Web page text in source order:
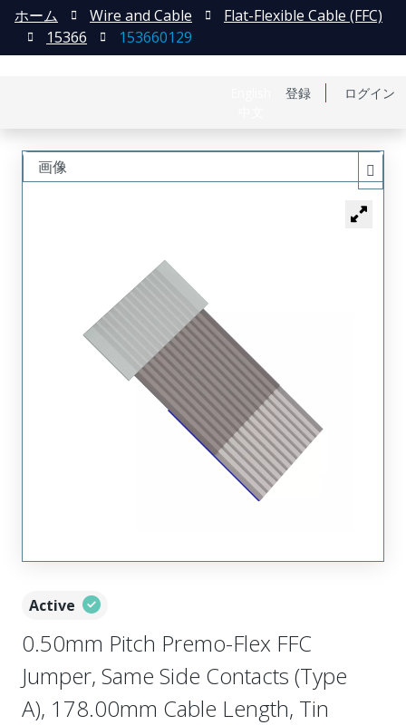
登録 ログイン
ホーム Wire and Cable
Flat-Flexible Cable (FFC)
15366
153660129
Active
0.50mm Pitch Premo-Flex FFC
Jumper, Same Side Contacts (Type
A), 178.00mm Cable Length, Tin
画像